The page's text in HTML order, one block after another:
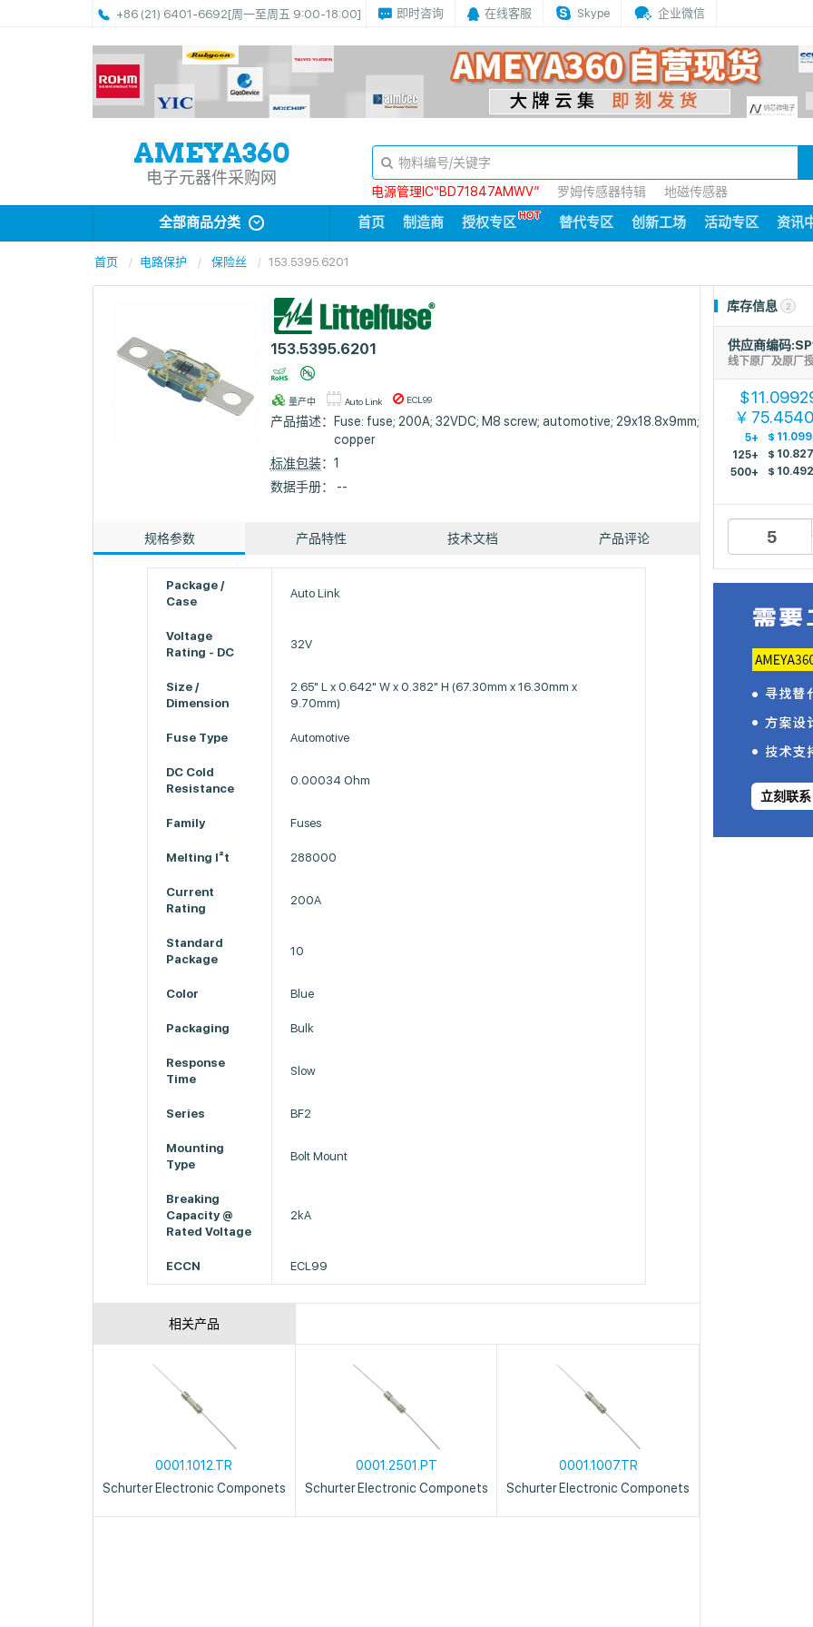
+86 (21) 6401-6692[周一至周五 9:00-18:00] 即时咨询 在线客服 Skype 企业微信
电子元器件采购网
电源管理IC“BD71847AMWV”
罗姆传感器特辑 地磁传感器
全部商品分类 首页 制造商 授权专区 替代专区 创新工场 活动专区 资讯
首页 电路保护 保险丝 153.5395.6201
153.5395.6201
量产中 Auto Link ECL99
产品描述：
Fuse: fuse; 200A; 32VDC; M8 screw; automotive; 29x18.8x9mm;
copper
标准包装：1
数据手册： --
规格参数 产品特性 技术文档 产品评论
Package /
Case
Auto Link
Voltage
Rating - DC
32V
Size /
Dimension
2.65" L x 0.642" W x 0.382" H (67.30mm x 16.30mm x
9.70mm)
Fuse Type Automotive
DC Cold
Resistance
0.00034 Ohm
Family Fuses
Melting I²t 288000
Current
Rating
200A
Standard
Package
10
Color Blue
Packaging Bulk
Response
Time
Slow
Series BF2
Mounting
Type
Bolt Mount
Breaking
Capacity @
Rated Voltage
2kA
ECCN ECL99
相关产品
0001.1012.TR
Schurter Electronic Componets
0001.2501.PT
Schurter Electronic Componets
0001.1007.TR
Schurter Electronic Componets
库存信息 2
供应商编码
线下原厂及原厂
$
￥
5+ $
125+
$
500+
$
立刻联系